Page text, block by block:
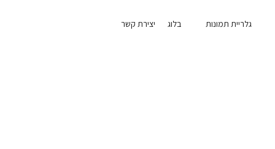
גלריית תמונות בלוג יצירת קשר